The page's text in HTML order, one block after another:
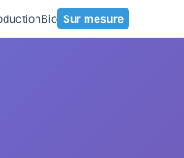
Bio Sur mesure